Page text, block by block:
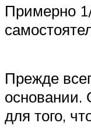
Примерно
Прежде
основании.
для того,